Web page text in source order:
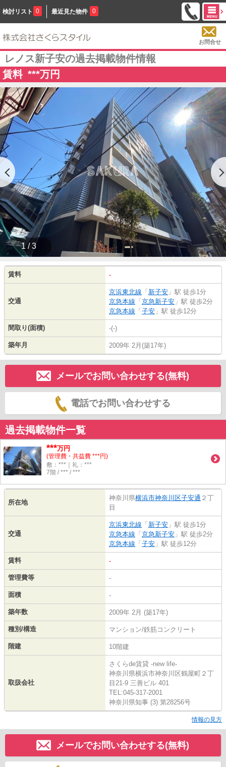
検討リスト 0 最近見た物件 0
お問合せ
レノス新子安の過去掲載物件情報
賃料 ***万円
1 / 3
賃料 -
交通
京浜東北線 「 新子安 」駅 徒歩1分
京急本線 「 京急新子安 」駅 徒歩2分
京急本線 「 子安 」駅 徒歩12分
間取り(面積) -(-)
築年月 2009年 2月(築17年)
メールでお問い合わせする(無料)
電話でお問い合わせする
過去掲載物件一覧
***万円
(管理費・共益費 ***円)
敷：***｜礼：***
7階 / *** / ***
所在地
神奈川県横浜市神奈川区子安通 ２丁
目
交通
京浜東北線 「 新子安 」駅 徒歩1分
京急本線 「 京急新子安 」駅 徒歩2分
京急本線 「 子安 」駅 徒歩12分
賃料 -
管理費等 -
面積 -
築年数 2009年 2月 (築17年)
種別/構造 マンション/鉄筋コンクリート
階建 10階建
取扱会社
さくらde賃貸 -new life-
神奈川県横浜市神奈川区鶴屋町２丁
目21-9 三善ビル 401
TEL:045-317-2001
神奈川県知事 (3) 第28256号
情報の見方
メールでお問い合わせする(無料)